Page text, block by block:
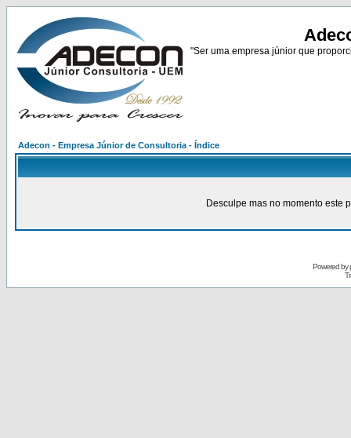
"Ser uma empresa júnior que
Adecon - Empresa Júnior de Consultoria - Índice
Desculpe mas no momento este
Powered by